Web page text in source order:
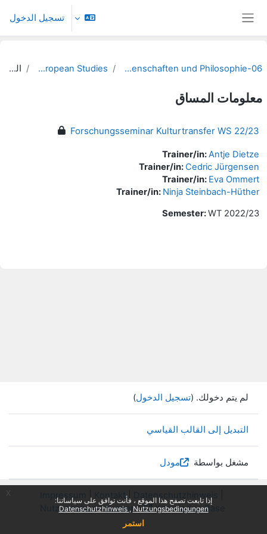
إذا تابعت تصفح هذا الموقع ، فأنت توافق على سياساتنا:
Datenschutzhinweis
Nutzungsbedingungen
استمر
تسجيل الدخول
06-Fakultät für Sozialwissenschaften und Philosophie
Global and European Studies الملخص
معلومات المساق
Forschungsseminar Kulturtransfer WS 22/23
Trainer/in:Antje Dietze
Trainer/in:Cedric Jürgensen
Trainer/in: Eva Ommert
Trainer/in: Ninja Steinbach-Hüther
Semester:WT 2022/23
لم يتم دخولك. (تسجيل الدخول)
التبديل إلى القالب القياسي
مشغل بواسطة مودل
Impressum | Kontakt | Datenschutzhinweis
Nutzungsbedingungen| Knowledge Base